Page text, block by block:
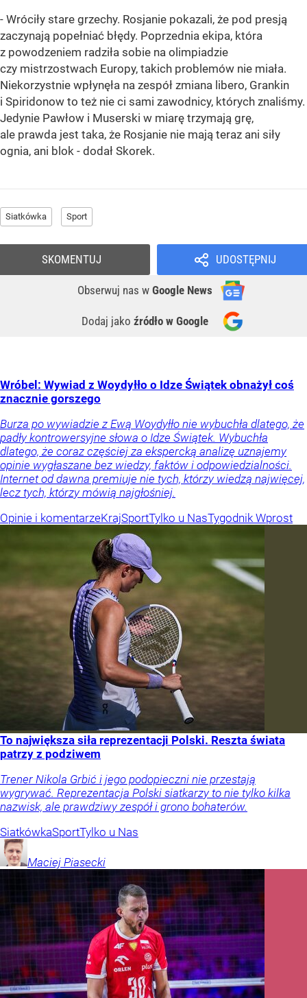
- Wróciły stare grzechy. Rosjanie pokazali, że pod presją
zaczynają popełniać błędy. Poprzednia ekipa, która
z powodzeniem radziła sobie na olimpiadzie
czy mistrzostwach Europy, takich problemów nie miała.
Niekorzystnie wpłynęła na zespół zmiana libero, Grankin
i Spiridonow to też nie ci sami zawodnicy, których znaliśmy.
Jedynie Pawłow i Muserski w miarę trzymają grę,
ale prawda jest taka, że Rosjanie nie mają teraz ani siły
ognia, ani blok - dodał Skorek.
Siatkówka Sport
UDOSTĘPNIJ
Obserwuj nas w Google News
Dodaj jako źródło w Google
SKOMENTUJ
Wróbel: Wywiad z Woydyłło o Idze Świątek obnażył coś
znacznie gorszego
Burza po wywiadzie z Ewą Woydyłło nie wybuchła dlatego, że
padły kontrowersyjne słowa o Idze Świątek. Wybuchła
dlatego, że coraz częściej za ekspercką analizę uznajemy
opinie wygłaszane bez wiedzy, faktów i odpowiedzialności.
Internet od dawna premiuje nie tych, którzy wiedzą najwięcej,
lecz tych, którzy mówią najgłośniej.
Opinie i komentarzeKrajSportTylko u NasTygodnik Wprost
To największa siła reprezentacji Polski. Reszta świata
patrzy z podziwem
Trener Nikola Grbić i jego podopieczni nie przestają
wygrywać. Reprezentacja Polski siatkarzy to nie tylko kilka
nazwisk, ale prawdziwy zespół i grono bohaterów.
SiatkówkaSportTylko u Nas
Maciej Piasecki